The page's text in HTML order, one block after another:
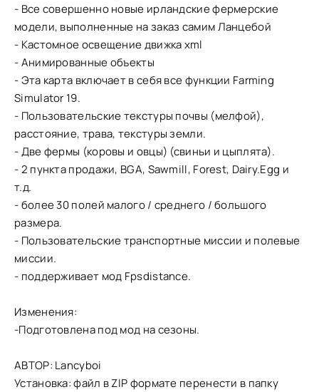
- Все совершенно новые ирландские фермерские
модели, выполненные на заказ самим Ланцебой
- Кастомное освещение движка xml
- Анимированные объекты
- Эта карта включает в себя все функции Farming
Simulator 19.
- Пользовательские текстуры почвы (мелфой),
расстояние, трава, текстуры земли.
- Две фермы (коровы и овцы) (свиньи и цыплята).
- 2 пункта продажи, BGA, Sawmill, Forest, Dairy.Egg и
т.д.
- более 30 полей малого / среднего / большого
размера.
- Пользовательские транспортные миссии и полевые
миссии.
- поддерживает мод Fpsdistance.
Изменения:
-Подготовлена под мод на сезоны.
АВТОР: Lancyboi
Установка: файл в ZIP формате перенести в папку